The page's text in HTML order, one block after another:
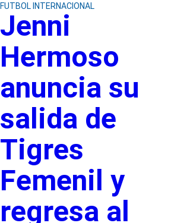
FUTBOL INTERNACIONAL
Jenni
Hermoso
anuncia su
salida de
Tigres
Femenil y
regresa al